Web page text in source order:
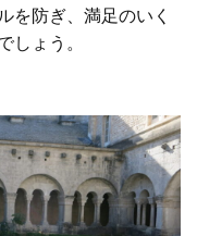
を防ぎ、満足のいく
しょう。